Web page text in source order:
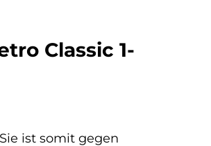
Classic 1-
ist somit gegen